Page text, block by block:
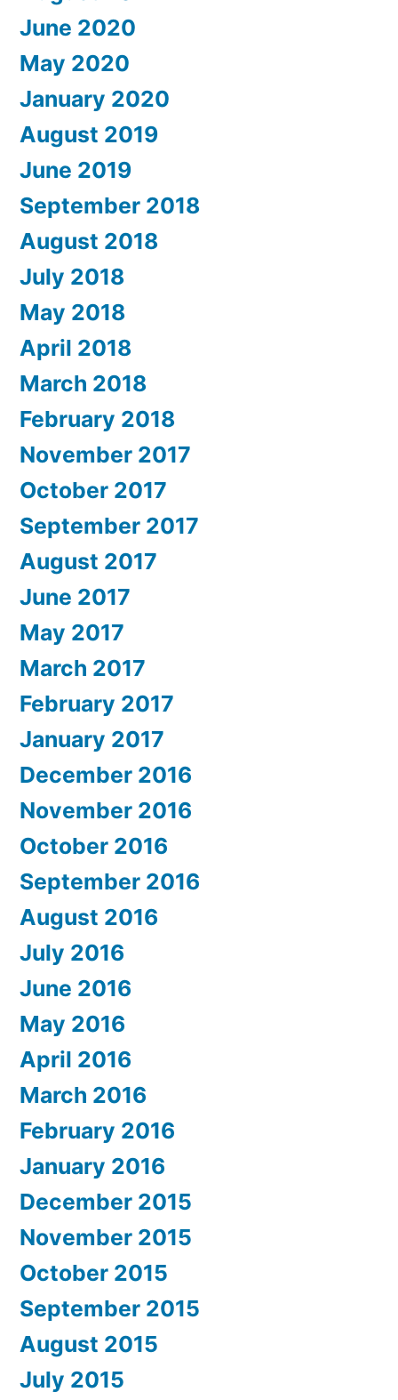
June 2020
May 2020
January 2020
August 2019
June 2019
September 2018
August 2018
July 2018
May 2018
April 2018
March 2018
February 2018
November 2017
October 2017
September 2017
August 2017
June 2017
May 2017
March 2017
February 2017
January 2017
December 2016
November 2016
October 2016
September 2016
August 2016
July 2016
June 2016
May 2016
April 2016
March 2016
February 2016
January 2016
December 2015
November 2015
October 2015
September 2015
August 2015
July 2015